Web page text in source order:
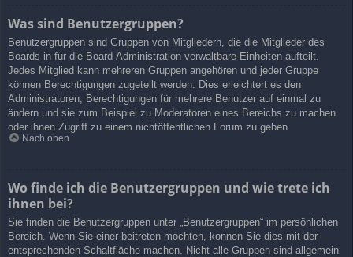
Was sind Benutzergruppen?
Benutzergruppen sind Gruppen von Mitgliedern, die die Mitglieder des
Boards in für die Board-Administration verwaltbare Einheiten aufteilt.
Jedes Mitglied kann mehreren Gruppen angehören und jeder Gruppe
können Berechtigungen zugeteilt werden. Dies erleichtert es den
Administratoren, Berechtigungen für mehrere Benutzer auf einmal zu
ändern und sie zum Beispiel zu Moderatoren eines Bereichs zu machen
oder ihnen Zugriff zu einem nichtöffentlichen Forum zu geben.
Nach oben
Wo finde ich die Benutzergruppen und wie trete ich
ihnen bei?
Sie finden die Benutzergruppen unter „Benutzergruppen“ im persönlichen
Bereich. Wenn Sie einer beitreten möchten, können Sie dies mit der
entsprechenden Schaltfläche machen. Nicht alle Gruppen sind allgemein